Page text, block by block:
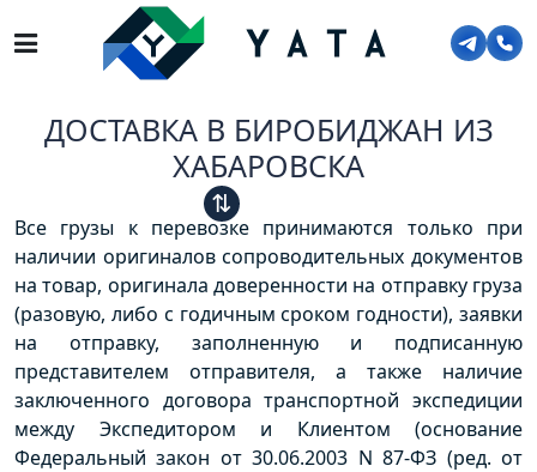
Услуги >
Доставка в Биробиджан из Хабаровска
ДОСТАВКА В БИРОБИДЖАН ИЗ
ХАБАРОВСКА
Все грузы к перевозке принимаются только при
наличии оригиналов сопроводительных документов
на товар, оригинала доверенности на отправку груза
(разовую, либо с годичным сроком годности), заявки
на отправку, заполненную и подписанную
представителем отправителя, а также наличие
заключенного договора транспортной экспедиции
между Экспедитором и Клиентом (основание
Федеральный закон от 30.06.2003 N 87-ФЗ (ред. от
⇅